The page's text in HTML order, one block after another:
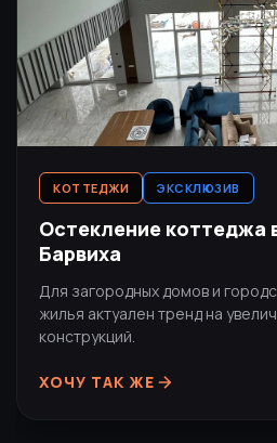
КОТТЕДЖИ ЭКСКЛЮЗИВ
Остекление коттеджа
Барвиха
Для загородных домов и
жилья актуален тренд на
конструкций.
ХОЧУ ТАК ЖЕ